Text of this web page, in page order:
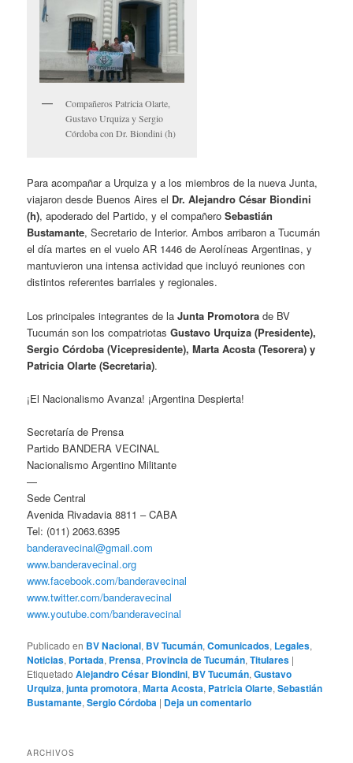
Compañeros Patricia Olarte,
Gustavo Urquiza y Sergio
Córdoba con Dr. Biondini (h)
Para acompañar a Urquiza y a los miembros de la nueva Junta,
viajaron desde Buenos Aires el Dr. Alejandro César Biondini
(h), apoderado del Partido, y el compañeroSebastián
Bustamante, Secretario de Interior. Ambos arribaron a Tucumán
el día martes en el vuelo AR 1446 de Aerolíneas Argentinas, y
mantuvieron una intensa actividad que incluyó reuniones con
distintos referentes barriales y regionales.
Los principales integrantes de la Junta Promotora de BV
Tucumán son los compatriotasGustavo Urquiza (Presidente),
Sergio Córdoba (Vicepresidente), Marta Acosta (Tesorera) y
Patricia Olarte (Secretaria).
¡El Nacionalismo Avanza! ¡Argentina Despierta!
Secretaría de Prensa
Partido BANDERA VECINAL
Nacionalismo Argentino Militante
—
Sede Central
Avenida Rivadavia 8811 – CABA
Tel: (011) 2063.6395
banderavecinal@gmail.com
www.banderavecinal.org
www.facebook.com/banderavecinal
www.twitter.com/banderavecinal
www.youtube.com/banderavecinal
Publicado en BV Nacional, BV Tucumán,Comunicados, Legales,
Noticias, Portada, Prensa, Provincia de Tucumán,Titulares |
Etiquetado Alejandro César Biondini, BV Tucumán,Gustavo
Urquiza,junta promotora,Marta Acosta, Patricia Olarte,Sebastián
Bustamante,Sergio Córdoba | Deja un comentario
ARCHIVOS